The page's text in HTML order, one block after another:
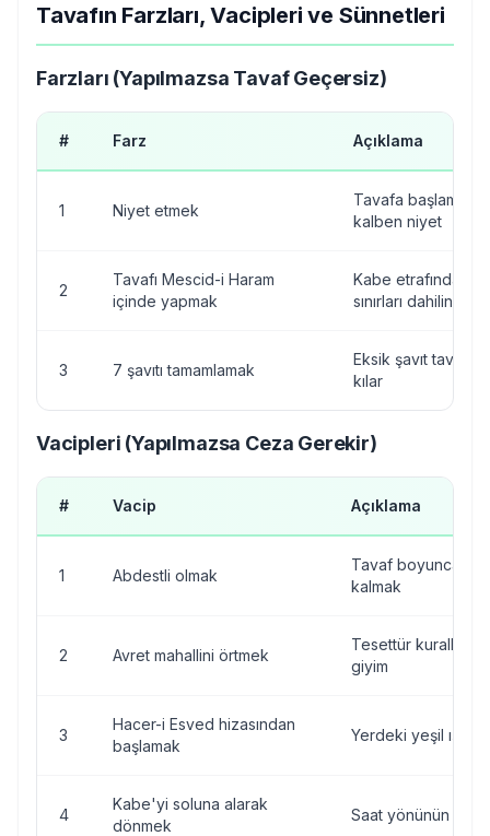
Tavafın Farzları, Vacipleri ve Sünnetleri
Farzları (Yapılmazsa Tavaf Geçersiz)
# Farz Açıklama
1 Niyet etmek
Tavafa
kalben niyet
2
Tavafı Mescid-i Haram
içinde yapmak
Kabe etrafında,
sınırları dahilinde
3 7 şavıtı tamamlamak
Eksik şavıt tavafı
kılar
Vacipleri (Yapılmazsa Ceza Gerekir)
# Vacip Açıklama
1 Abdestli olmak
Tavaf boyunca
kalmak
2 Avret mahallini örtmek
Tesettür
giyim
3
Hacer-i Esved hizasından
başlamak
Yerdeki yeşil ışıklı
4
Kabe'yi soluna alarak
dönmek
Saat yönünün tersi